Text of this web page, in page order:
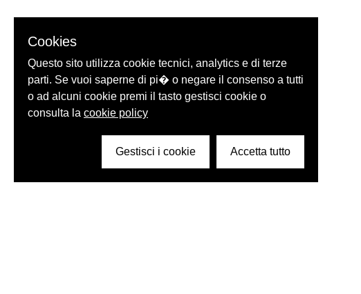
Cookies
Questo sito utilizza cookie tecnici, analytics e di terze
parti. Se vuoi saperne di pi� o negare il consenso a tutti
o ad alcuni cookie premi il tasto gestisci cookie o
consulta la cookie policy
Gestisci i cookie Accetta tutto